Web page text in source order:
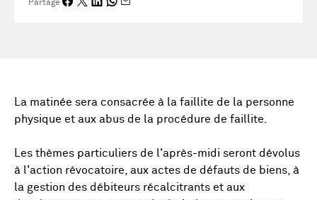
Partage
La matinée sera consacrée à la faillite de la personne
physique et aux abus de la procédure de faillite.
Les thèmes particuliers de l'après-midi seront dévolus
à l'action révocatoire, aux actes de défauts de biens, à
la gestion des débiteurs récalcitrants et aux